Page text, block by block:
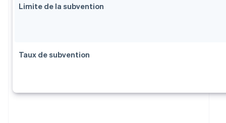
Limite de la subvention
Taux de subvention